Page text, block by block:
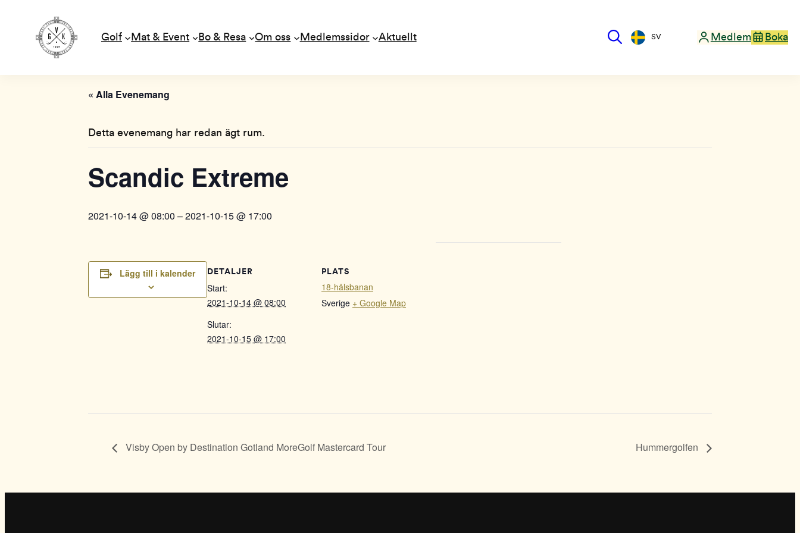
Golf Mat & Event Bo & Resa Om oss Medlemssidor Aktuellt SV Medlem Boka
« Alla Evenemang
Detta evenemang har redan ägt rum.
Scandic Extreme
2021-10-14 @ 08:00 –2021-10-15 @ 17:00
Lägg till i kalender DETALJER
Start:
2021-10-14 @ 08:00
Slutar:
2021-10-15 @ 17:00
PLATS
18-hålsbanan
Sverige + Google Map
Visby Open by Destination Gotland MoreGolf Mastercard Tour Hummergolfen